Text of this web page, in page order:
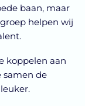
baan, maar
helpen wij
koppelen aan
samen de